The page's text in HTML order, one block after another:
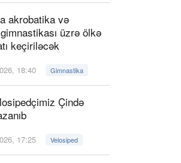
akrobatika və
üzrə ölkə
keçiriləcək
18:40 Gimnastika
Çində
17:25 Velosiped